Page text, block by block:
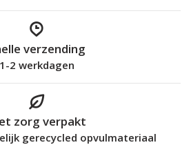
verzending
1-2 werkdagen
zorg verpakt
gerecycled opvulmateriaal